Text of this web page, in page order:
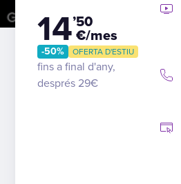
Tecles de drecera
14’50
€/mes
-50% OFERTA D'ESTIU
fins a final d'any,
després 29€